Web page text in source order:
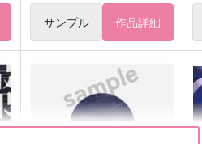
サンプル 作品詳細